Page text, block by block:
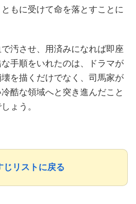
もに受けて命を落とすことに
汚させ、用済みになれば即座
手順をいれたのは、ドラマが
を描くだけでなく、司馬家が
酷な領域へと突き進んだこと
ょう。
じリストに戻る